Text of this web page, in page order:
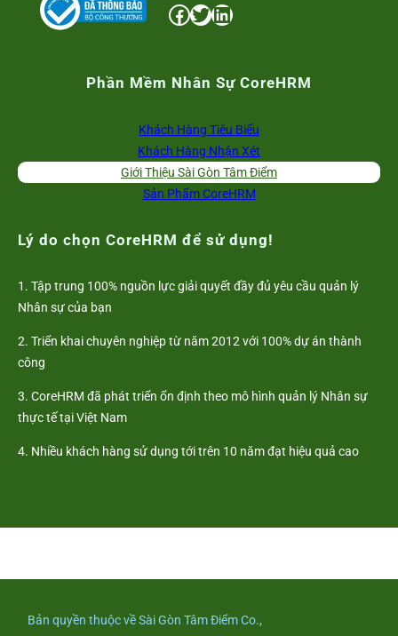
Facebook Twitter LinkedIn
Phần Mềm Nhân Sự CoreHRM
Khách Hàng Tiêu Biểu
Khách Hàng Nhận Xét
Giới Thiệu Sài Gòn Tâm Điểm
Sản Phẩm CoreHRM
Lý do chọn CoreHRM để sử dụng!
1. Tập trung 100% nguồn lực giải quyết đầy đủ yêu cầu quản lý
Nhân sự của bạn
2. Triển khai chuyên nghiệp từ năm 2012 với 100% dự án thành
công
3. CoreHRM đã phát triển ổn định theo mô hình quản lý Nhân sự
thực tế tại Việt Nam
4. Nhiều khách hàng sử dụng tới trên 10 năm đạt hiệu quả cao
Bản quyền thuộc về Sài Gòn Tâm Điểm Co.,